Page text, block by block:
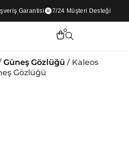
Garantisi 7/24 Müşteri Desteği
0
Güneş Gözlüğü / Kaleos
Gözlüğü